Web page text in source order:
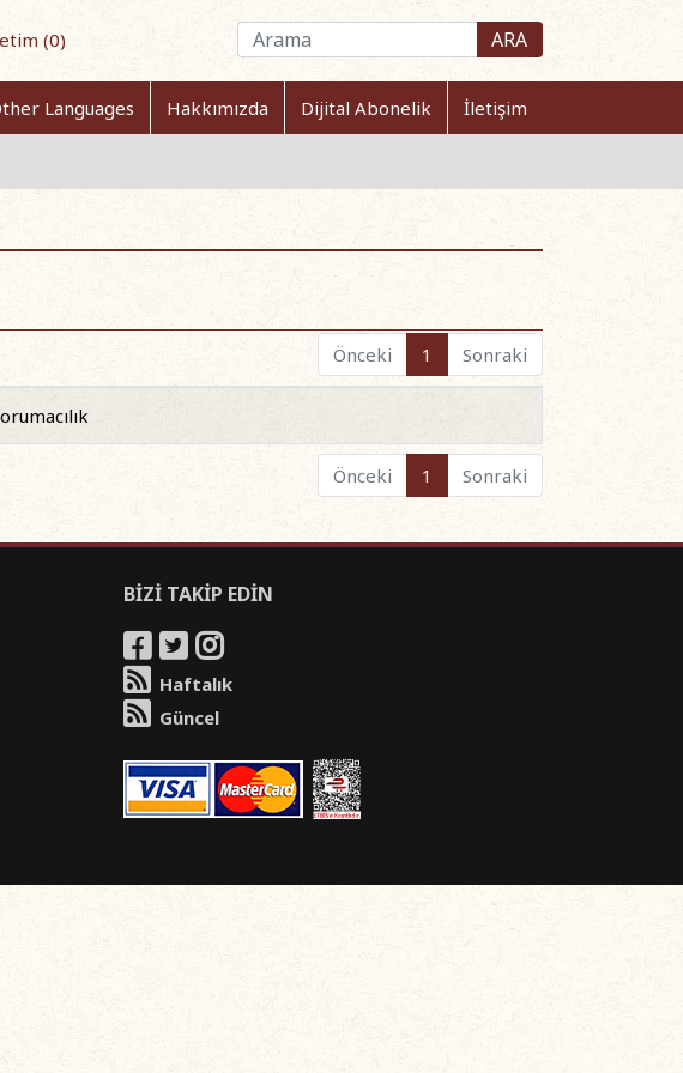
(0) ARA
Languages Hakkımızda Dijital Abonelik İletişim
Önceki
1 Sonraki
Önceki 1 Sonraki
BİZİ TAKİP EDİN
Haftalık
Güncel